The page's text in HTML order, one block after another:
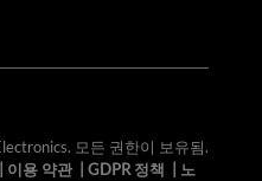
모든 권한이 보유됨.
이용 약관| GDPR 정책
노